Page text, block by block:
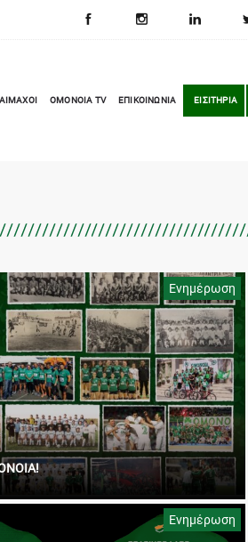
OMONOIA TV ΕΠΙΚΟΙΝΩΝΙΑ ΕΙΣΙΤΗΡΙΑ
Ενημέρωση
Ενημέρωση